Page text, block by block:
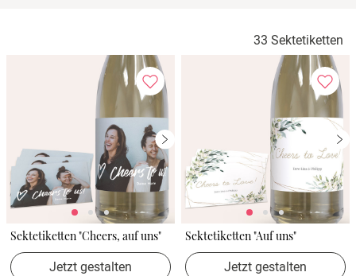
33 Sektetiketten
Sektetiketten "Cheers, auf uns"
Jetzt gestalten
Sektetiketten "Auf uns"
Jetzt gestalten